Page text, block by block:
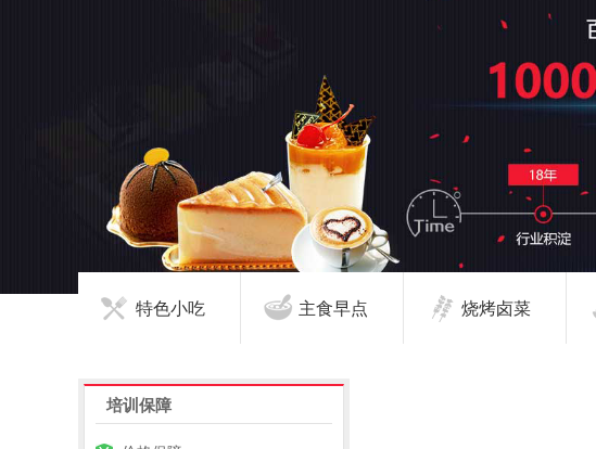
特色小吃 主食早点 烧烤卤菜
培训保障